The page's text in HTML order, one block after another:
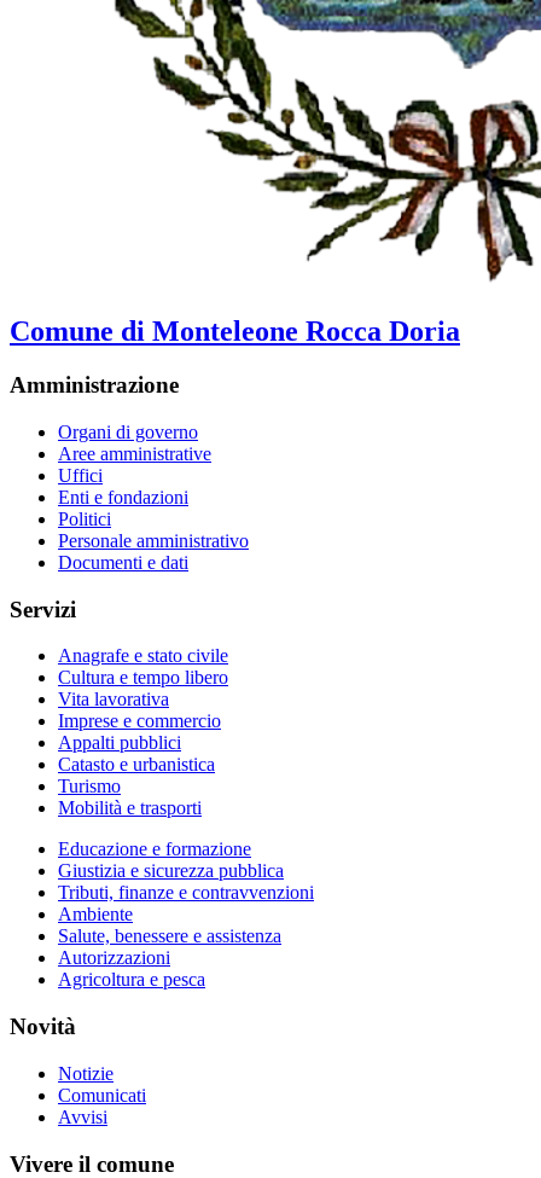
Comune di Monteleone Rocca Doria
Amministrazione
Organi di governo
Aree amministrative
Uffici
Enti e fondazioni
Politici
Personale amministrativo
Documenti e dati
Servizi
Anagrafe e stato civile
Cultura e tempo libero
Vita lavorativa
Imprese e commercio
Appalti pubblici
Catasto e urbanistica
Turismo
Mobilità e trasporti
Educazione e formazione
Giustizia e sicurezza pubblica
Tributi, finanze e contravvenzioni
Ambiente
Salute, benessere e assistenza
Autorizzazioni
Agricoltura e pesca
Novità
Notizie
Comunicati
Avvisi
Vivere il comune